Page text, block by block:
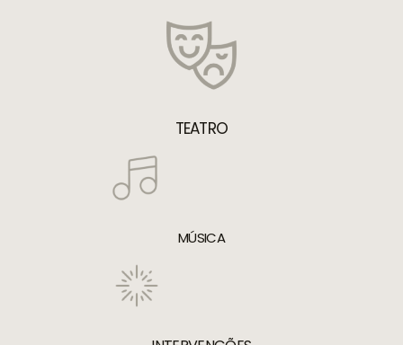
TEATRO
MÚSICA